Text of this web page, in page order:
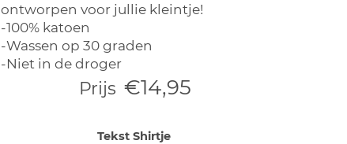
ontworpen voor jullie kleintje!
-100% katoen
-Wassen op 30 graden
-Niet in de droger
Prijs €14,95
Tekst Shirtje